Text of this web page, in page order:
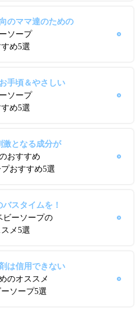
のママ達のための
ソープ
め5選
手頃＆やさしい
ソープ
め5選
激となる成分が
おすすめ
おすすめ5選
スタイムを！
ビーソープの
メ5選
は信用できない
のオススメ
ソープ5選